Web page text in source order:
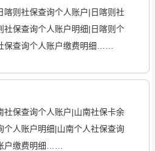
喀则社保查询个人账户|日喀则社
社保查询个人账户明细|日喀则个
保查询个人账户缴费明细……
社保查询个人账户|山南社保卡余
个人账户明细|山南个人社保查询
户缴费明细……